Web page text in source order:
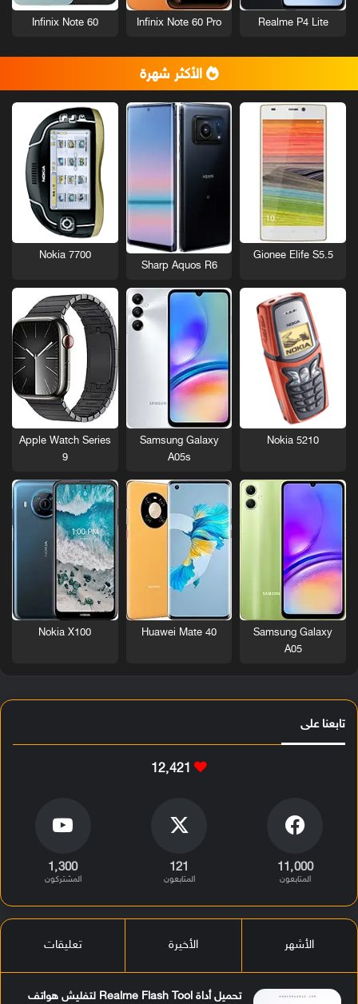
Realme P4 Lite
Infinix Note 60 Pro
Infinix Note 60
الأكثر شهرة
Gionee Elife S5.5
Sharp Aquos R6
Nokia 7700
Nokia 5210
Samsung Galaxy
A05s
Apple Watch Series
9
Samsung Galaxy
A05
Huawei Mate 40
Nokia X100
تابعنا على
12٬421
11٬000
المتابعون
121
المتابعون
1٬300
المشتركون
الأشهر الأخيرة تعليقات
تحميل أداة Realme Flash Tool لتفليش هواتف